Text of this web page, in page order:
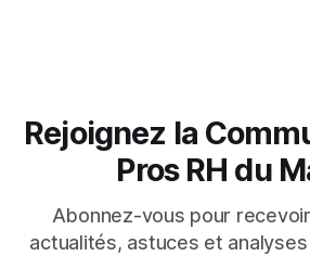
Rejoignez la
Pros RH du
Abonnez-vous pour
actualités, astuces et